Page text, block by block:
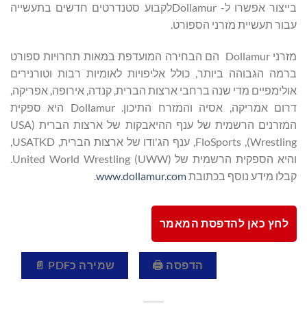
בייצור אפשרו ל- Dollamurלקבוע סטנדרטים חדשים בתעשייה
עבור תעשיית מזרני הספורט.
מזרני Dollamur הם הבחירה המועדפת במאות תחרויות ספורט
ברמה הגבוהה ביותר, כולל אליפויות לאומיות רבות וטורנירים
אולימפיים מדי שנה ברחבי ארצות הברית, קנדה, אירופה, אפריקה,
דרום אמריקה, אסיה והמזרח התיכון. Dollamur היא ספקית
המזרנים הרשמית של ענף ההיאבקות של ארצות הברית (USA
Wrestling), FloSports, ענף הג'ודו של ארצות הברית, USATKD,
והיא הספקית הרשמית של United World Wrestling (UWW).
קבלו מידע נוסף בכתובתwww.dollamur.com
.
לחץ כאן להדפסת המאמר
הדפסה 🖨 שמירה כPDF 📄